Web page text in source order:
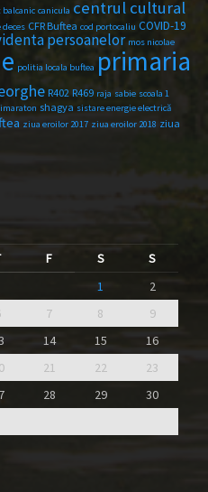
balcanic canicula centrul cultural
CFR Buftea cod portocaliu COVID-19
persoanelor mos nicolae
politia locala buftea primaria
R402 R469 raja sabie scoala 1
shagya sistare energie electrică
ziua eroilor 2017 ziua eroilor 2018 ziua
F S
S
1
2
7 8
9
14 15
16
21 22
23
28 29
30